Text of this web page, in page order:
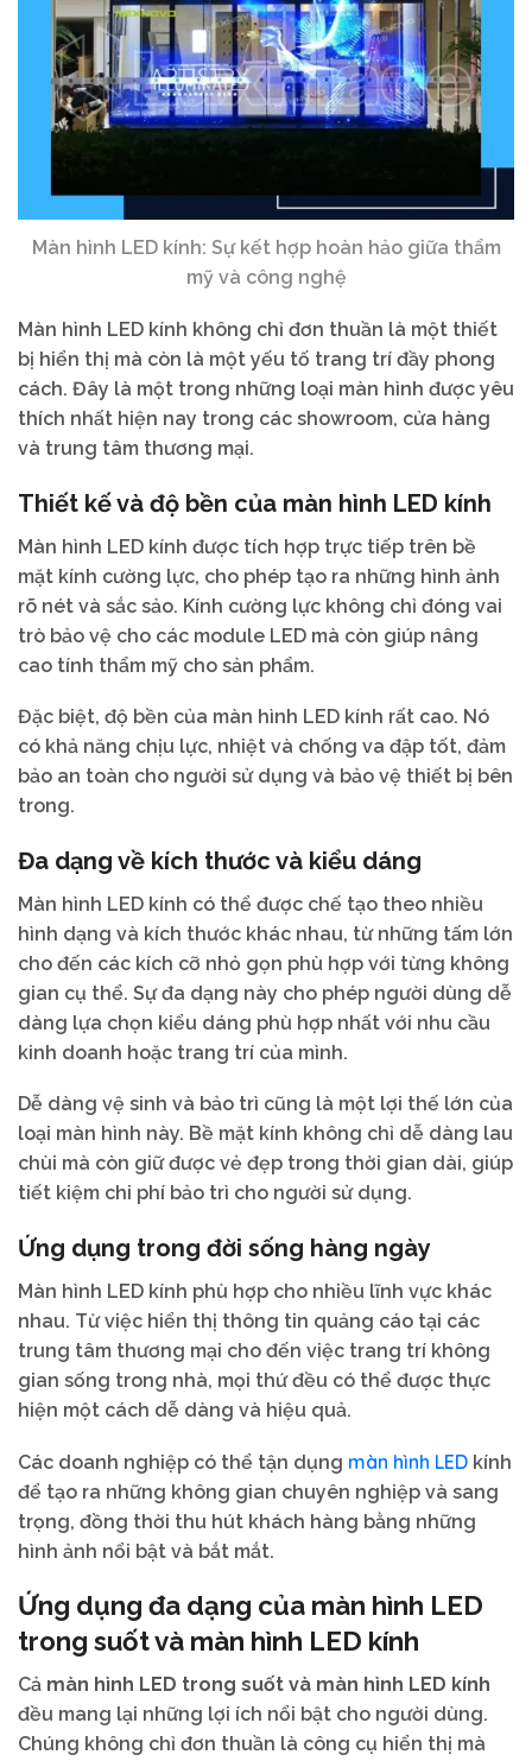
Màn hình LED kính: Sự kết hợp hoàn hảo giữa thẩm
mỹ và công nghệ
Màn hình LED kính không chỉ đơn thuần là một thiết
bị hiển thị mà còn là một yếu tố trang trí đầy phong
cách. Đây là một trong những loại màn hình được yêu
thích nhất hiện nay trong các showroom, cửa hàng
và trung tâm thương mại.
Thiết kế và độ bền của màn hình LED kính
Màn hình LED kính được tích hợp trực tiếp trên bề
mặt kính cường lực, cho phép tạo ra những hình ảnh
rõ nét và sắc sảo. Kính cường lực không chỉ đóng vai
trò bảo vệ cho các module LED mà còn giúp nâng
cao tính thẩm mỹ cho sản phẩm.
Đặc biệt, độ bền của màn hình LED kính rất cao. Nó
có khả năng chịu lực, nhiệt và chống va đập tốt, đảm
bảo an toàn cho người sử dụng và bảo vệ thiết bị bên
trong.
Đa dạng về kích thước và kiểu dáng
Màn hình LED kính có thể được chế tạo theo nhiều
hình dạng và kích thước khác nhau, từ những tấm lớn
cho đến các kích cỡ nhỏ gọn phù hợp với từng không
gian cụ thể. Sự đa dạng này cho phép người dùng dễ
dàng lựa chọn kiểu dáng phù hợp nhất với nhu cầu
kinh doanh hoặc trang trí của mình.
Dễ dàng vệ sinh và bảo trì cũng là một lợi thế lớn của
loại màn hình này. Bề mặt kính không chỉ dễ dàng lau
chùi mà còn giữ được vẻ đẹp trong thời gian dài, giúp
tiết kiệm chi phí bảo trì cho người sử dụng.
Ứng dụng trong đời sống hàng ngày
Màn hình LED kính phù hợp cho nhiều lĩnh vực khác
nhau. Từ việc hiển thị thông tin quảng cáo tại các
trung tâm thương mại cho đến việc trang trí không
gian sống trong nhà, mọi thứ đều có thể được thực
hiện một cách dễ dàng và hiệu quả.
Các doanh nghiệp có thể tận dụng màn hình LED kính
để tạo ra những không gian chuyên nghiệp và sang
trọng, đồng thời thu hút khách hàng bằng những
hình ảnh nổi bật và bắt mắt.
Ứng dụng đa dạng của màn hình LED
trong suốt và màn hình LED kính
Cả màn hình LED trong suốt và màn hình LED kính
đều mang lại những lợi ích nổi bật cho người dùng.
Chúng không chỉ đơn thuần là công cụ hiển thị mà